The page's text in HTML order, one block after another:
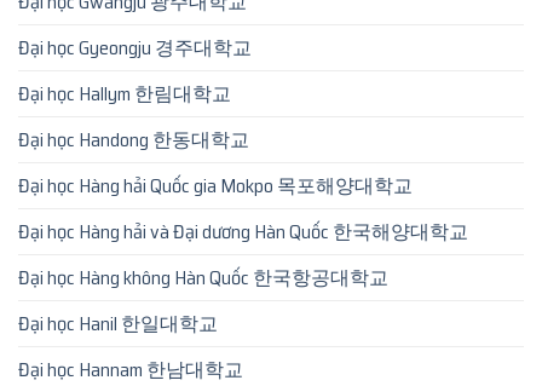
Đại học Gyeongju 경주대학교
Đại học Hallym 한림대학교
Đại học Handong 한동대학교
Đại học Hàng hải Quốc gia Mokpo 목포해양대학교
Đại học Hàng hải và Đại dương Hàn Quốc 한국해양대학교
Đại học Hàng không Hàn Quốc 한국항공대학교
Đại học Hanil 한일대학교
Đại học Hannam 한남대학교